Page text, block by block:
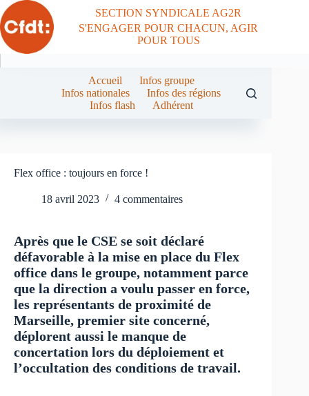
Passer
au
contenu
SECTION SYNDICALE AG2R
S'ENGAGER POUR CHACUN, AGIR
POUR TOUS
Accueil
Infos groupe
Infos nationales
Infos des régions
Infos flash
Adhérent
Flex office : toujours en force !
18 avril 2023 4 commentaires
Après que le CSE se soit déclaré
défavorable à la mise en place du Flex
office dans le groupe, notamment parce
que la direction a voulu passer en force,
les représentants de proximité de
Marseille, premier site concerné,
déplorent aussi le manque de
concertation lors du déploiement et
l’occultation des conditions de travail.